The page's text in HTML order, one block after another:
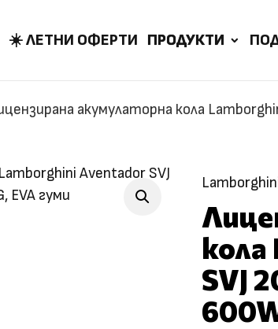
☀️ ЛЕТНИ ОФЕРТИ ПРОДУКТИ
акумулаторна кола
SVJ